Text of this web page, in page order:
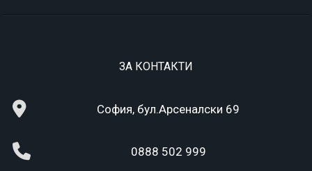
ЗА КОНТАКТИ
София, бул.Арсеналски 69
0888 502 999